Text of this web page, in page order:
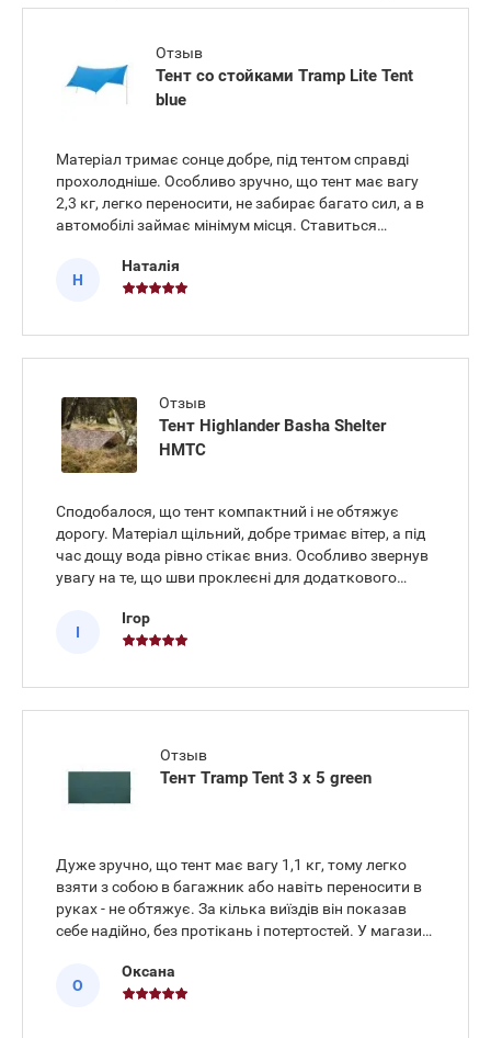
Отзыв
Тент со стойками Tramp Lite Tent
blue
Матеріал тримає сонце добре, під тентом справді
прохолодніше. Особливо зручно, що тент має вагу
2,3 кг, легко переносити, не забирає багато сил, а в
автомобілі займає мінімум місця. Ставиться
розбиратися. Після покупки доставили наступного
дня.
Н
Наталія
Отзыв
Тент Highlander Basha Shelter
HMTC
Сподобалося, що тент компактний і не обтяжує
дорогу. Матеріал щільний, добре тримає вітер, а під
час дощу вода рівно стікає вниз. Особливо звернув
увагу на те, що шви проклеєні для додаткового
просочиться навіть під сильними краплями.
Покупкою задов
І
Ігор
Отзыв
Тент Tramp Tent 3 х 5 green
Дуже зручно, що тент має вагу 1,1 кг, тому легко
взяти з собою в багажник або навіть переносити в
руках - не обтяжує. За кілька виїздів він показав
себе надійно, без протікань і потертостей. У магазині
різницю між моделями та швидко оформили
доставку.
О
Оксана